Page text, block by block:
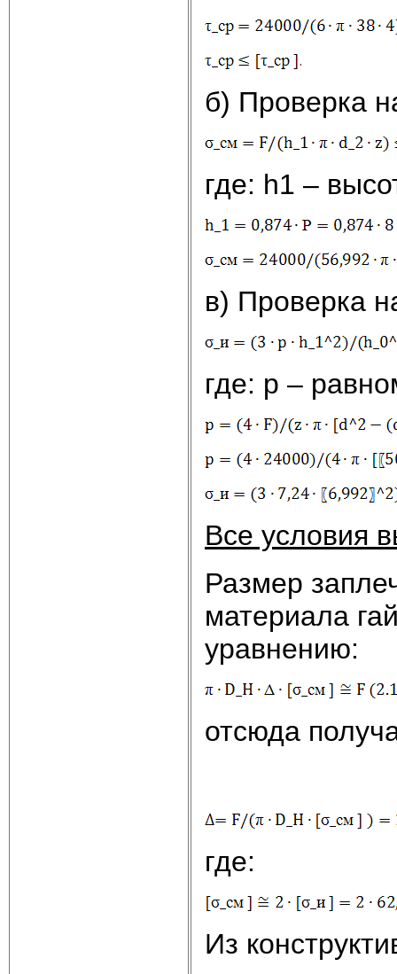
б) Проверка
где: h1 –
в) Проверка
где: р –
Все условия
Размер
материала
уравнению:
отсюда
где:
Из